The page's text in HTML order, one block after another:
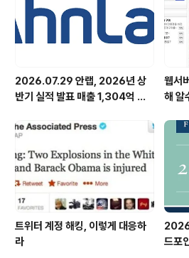
2026.07.29 안랩, 2026년 상
반기 실적 발표 매출 1,304억 원,
웹서
해 알
트위터 계정 해킹, 이렇게 대응하
라
드포